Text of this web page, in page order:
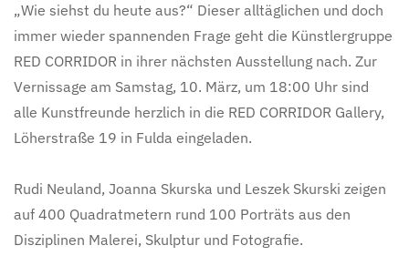
„Wie siehst du heute aus?“ Dieser alltäglichen und doch
immer wieder spannenden Frage geht die Künstlergruppe
RED CORRIDOR in ihrer nächsten Ausstellung nach. Zur
Vernissage am Samstag, 10. März, um 18:00 Uhr sind
alle Kunstfreunde herzlich in die RED CORRIDOR Gallery,
Löherstraße 19 in Fulda eingeladen.
Rudi Neuland, Joanna Skurska und Leszek Skurski zeigen
auf 400 Quadratmetern rund 100 Porträts aus den
Disziplinen Malerei, Skulptur und Fotografie.